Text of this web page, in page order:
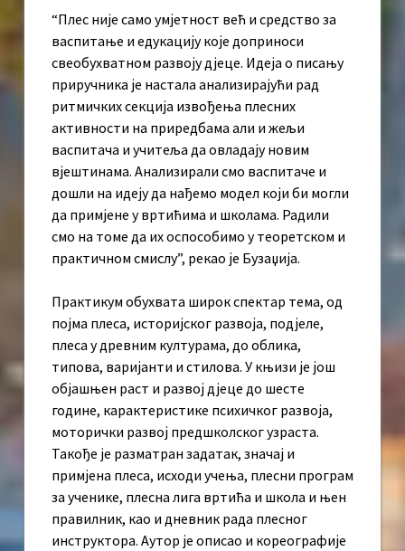
“Плес није само умјетност већ и средство за
васпитање и едукацију које доприноси
свеобухватном развоју дјеце. Идеја о писању
приручника је настала анализирајући рад
ритмичких секција извођења плесних
активности на приредбама али и жељи
васпитача и учитеља да овладају новим
вјештинама. Анализирали смо васпитаче и
дошли на идеју да нађемо модел који би могли
да примјене у вртићима и школама. Радили
смо на томе да их оспособимо у теоретском и
практичном смислу”, рекао је Бузаџија.
Практикум обухвата широк спектар тема, од
појма плеса, историјског развоја, подјеле,
плеса у древним културама, до облика,
типова, варијанти и стилова. У књизи је још
објашњен раст и развој дјеце до шесте
године, карактеристике психичког развоја,
моторички развој предшколског узраста.
Такође је разматран задатак, значај и
примјена плеса, исходи учења, плесни програм
за ученике, плесна лига вртића и школа и њен
правилник, као и дневник рада плесног
инструктора. Аутор је описао и кореографије